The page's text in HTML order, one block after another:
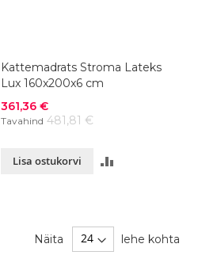
Kattemadrats Stroma Lateks
Lux 160x200x6 cm
Soodushind
361,36 €
Tavahind 481,81 €
Lisa ostukorvi
Näita lehe kohta